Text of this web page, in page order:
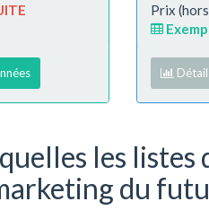
Prix
les listes
du